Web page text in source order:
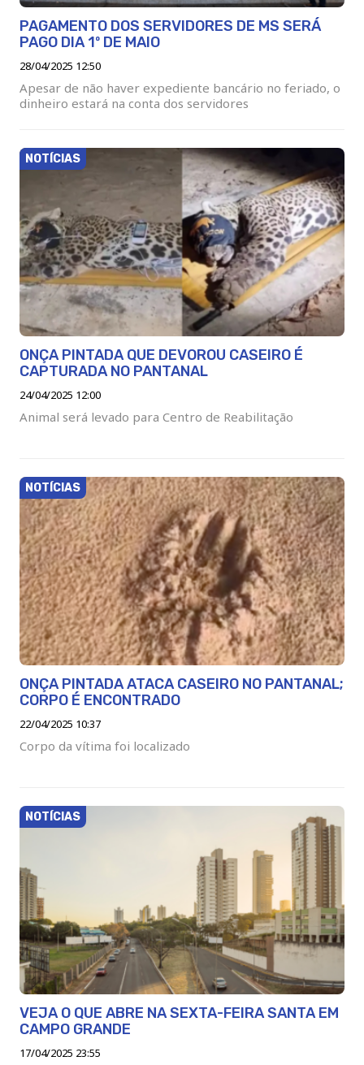
PAGAMENTO DOS SERVIDORES DE MS SERÁ
PAGO DIA 1º DE MAIO
28/04/2025 12:50
Apesar de não haver expediente bancário no feriado, o
dinheiro estará na conta dos servidores
NOTÍCIAS
ONÇA PINTADA QUE DEVOROU CASEIRO É
CAPTURADA NO PANTANAL
24/04/2025 12:00
Animal será levado para Centro de Reabilitação
NOTÍCIAS
ONÇA PINTADA ATACA CASEIRO NO PANTANAL;
CORPO É ENCONTRADO
22/04/2025 10:37
Corpo da vítima foi localizado
NOTÍCIAS
VEJA O QUE ABRE NA SEXTA-FEIRA SANTA EM
CAMPO GRANDE
17/04/2025 23:55